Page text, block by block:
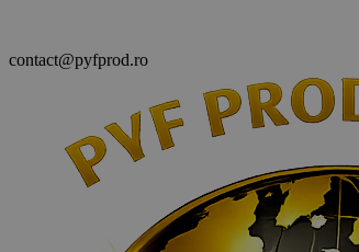
contact@pyfprod.ro